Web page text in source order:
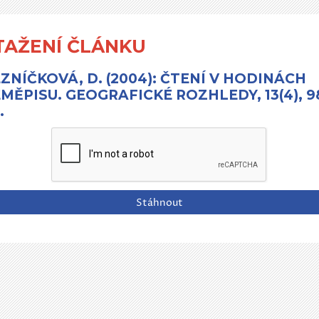
ČLÁNKU
D. (2004): ČTENÍ V HODINÁCH
GEOGRAFICKÉ ROZHLEDY, 13(4),